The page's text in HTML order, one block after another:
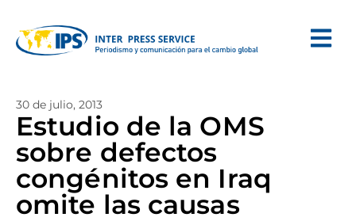
30 de julio, 2013
Estudio de la OMS
sobre defectos
congénitos en Iraq
omite las causas